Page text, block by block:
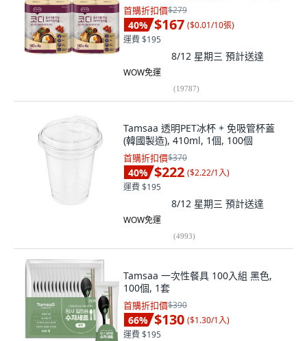
首購折扣價$279
40% $167 ($0.01/10張)
運費 $195
8/12 星期三 預計送達
WOW免運
(19787)
Tamsaa 透明PET冰杯 + 免吸管杯蓋
(韓國製造), 410ml, 1個, 100個
首購折扣價$370
40% $222 ($2.22/1入)
運費 $195
8/12 星期三 預計送達
WOW免運
(4993)
Tamsaa 一次性餐具 100入組 黑色,
100個, 1套
首購折扣價$390
66% $130 ($1.30/1入)
運費 $195